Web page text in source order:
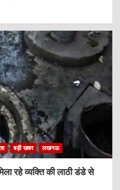
बड़ी खबर लखनऊ
रहे व्यक्ति की लाठी डंडे से